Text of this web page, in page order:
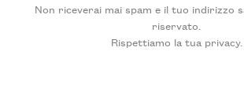
Non riceverai mai spam e il tuo indirizzo
riservato.
Rispettiamo la tua privacy.